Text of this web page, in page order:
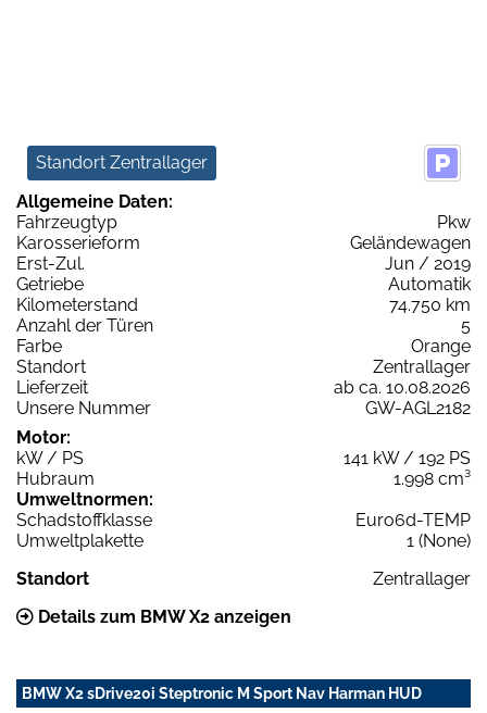
Standort Zentrallager
Allgemeine Daten:
Fahrzeugtyp
Pkw
Karosserieform
Geländewagen
Erst-Zul.
Jun / 2019
Getriebe
Automatik
Kilometerstand
74.750 km
Anzahl der Türen
5
Farbe
Orange
Standort
Zentrallager
Lieferzeit
ab ca. 10.08.2026
Unsere Nummer
GW-AGL2182
Motor:
kW / PS
141 kW / 192 PS
Hubraum
1.998 cm³
Umweltnormen:
Schadstoffklasse
Euro6d-TEMP
Umweltplakette
1 (None)
Standort
Zentrallager
Details zum BMW X2 anzeigen
BMW X2 sDrive20i Steptronic M Sport Nav Harman HUD